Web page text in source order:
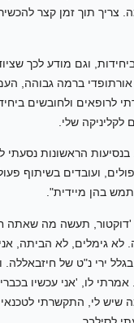
תוך זמן קצר להכשיר
וגם מודע לכך שציוד
ברמה גבוהה,
לרופאים ולחובשים
שלי.
הראשונות נסעתי
ועובדים בשיתוף
בהן מיידית".
'דוקטור, תעשה מה שאתה
גימלים, לא הביתה,
ירי נ"ט של
לו, 'אני עכשיו
שיש לי, התקשרתי